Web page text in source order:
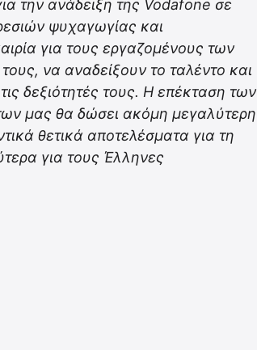
την ανάδειξη της Vodafone σε
ψυχαγωγίας και
για τους εργαζομένους των
να αναδείξουν το ταλέντο και
δεξιότητές τους. Η επέκταση των
μας θα δώσει ακόμη μεγαλύτερη
θετικά αποτελέσματα για τη
για τους Έλληνες